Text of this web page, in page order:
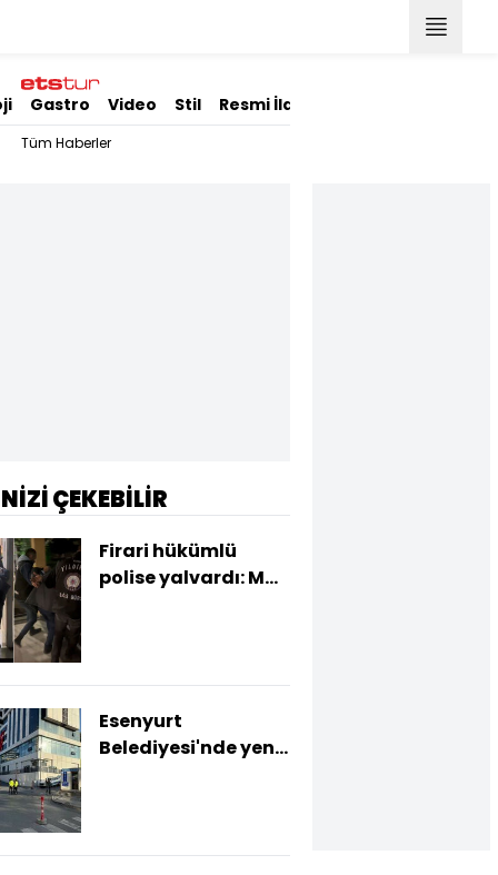
Gastro Video Stil Resmi İlanlar
Tüm Haberler
ÇEKEBİLİR
Firari hükümlü
polise yalvardı: Maç
Esenyurt
Belediyesi'nde yeni